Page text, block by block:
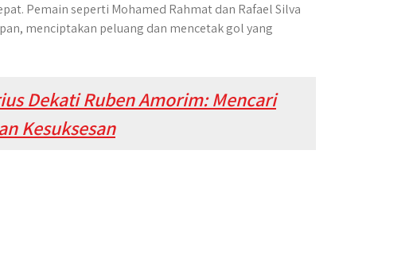
Pemain seperti Mohamed Rahmat dan Rafael Silva
menciptakan peluang dan mencetak gol yang
Dekati Ruben Amorim: Mencari
Kesuksesan